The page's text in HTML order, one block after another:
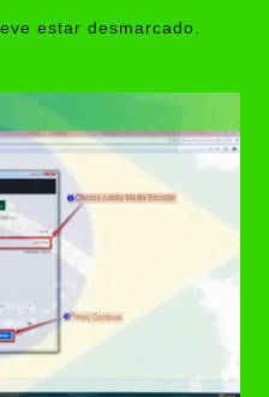
estar desmarcado.